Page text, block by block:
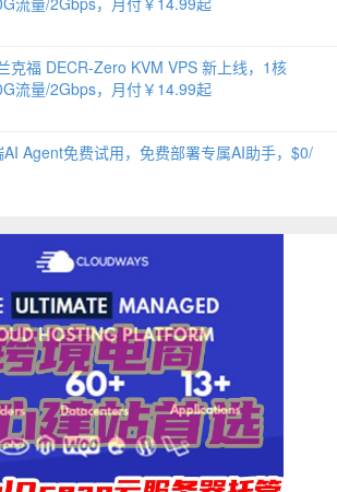
克福 DECR-Zero KVM VPS 新上线，1核
流量/2Gbps，月付￥14.99起
Agent免费试用，免费部署专属AI助手，$0/